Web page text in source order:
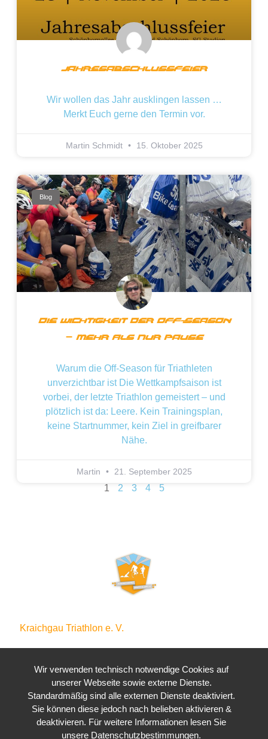
Jahresabschlussfeier
Wir wollen das Jahr ausklingen lassen …
Merkt Euch gerne den Termin vor.
Martin Schmidt 15. Oktober 2025
Blog
Die Wichtigkeit Der Off-Season
– Mehr Als Nur Pause
Warum die Off-Season für Triathleten
unverzichtbar ist Die Wettkampfsaison ist
vorbei, der letzte Triathlon gemeistert – und
plötzlich ist da: Leere. Kein Trainingsplan,
keine Startnummer, kein Ziel in greifbarer
Nähe.
Martin 21. September 2025
1 2 3 4 5
Kraichgau Triathlon e. V.
Waldstraße 4
Wir verwenden technisch notwendige Cookies auf
unserer Webseite sowie externe Dienste.
Standardmäßig sind alle externen Dienste deaktiviert.
Sie können diese jedoch nach belieben aktivieren &
deaktivieren. Für weitere Informationen lesen Sie
unsere Datenschutzbestimmungen.